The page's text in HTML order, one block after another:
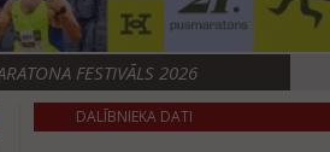
FESTIVĀLS 2026
DALĪBNIEKA DATI